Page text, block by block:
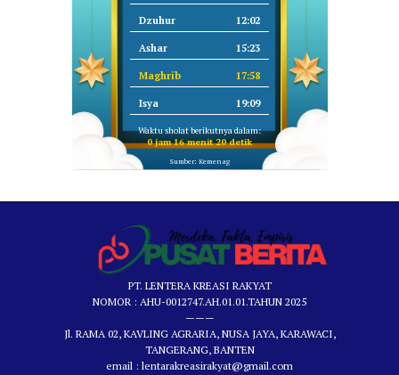
Dzuhur 12:02
Ashar 15:23
Maghrib 17:58
Isya 19:09
Waktu sholat berikutnya dalam:
0 jam 16 menit 20 detik
Sumber: Kemenag
PT. LENTERA KREASI RAKYAT
NOMOR : AHU-0012747.AH.01.01.TAHUN 2025
———
Jl. RAMA 02, KAVLING AGRARIA, NUSA JAYA, KARAWACI,
TANGERANG, BANTEN
email : lentarakreasirakyat@gmail.com